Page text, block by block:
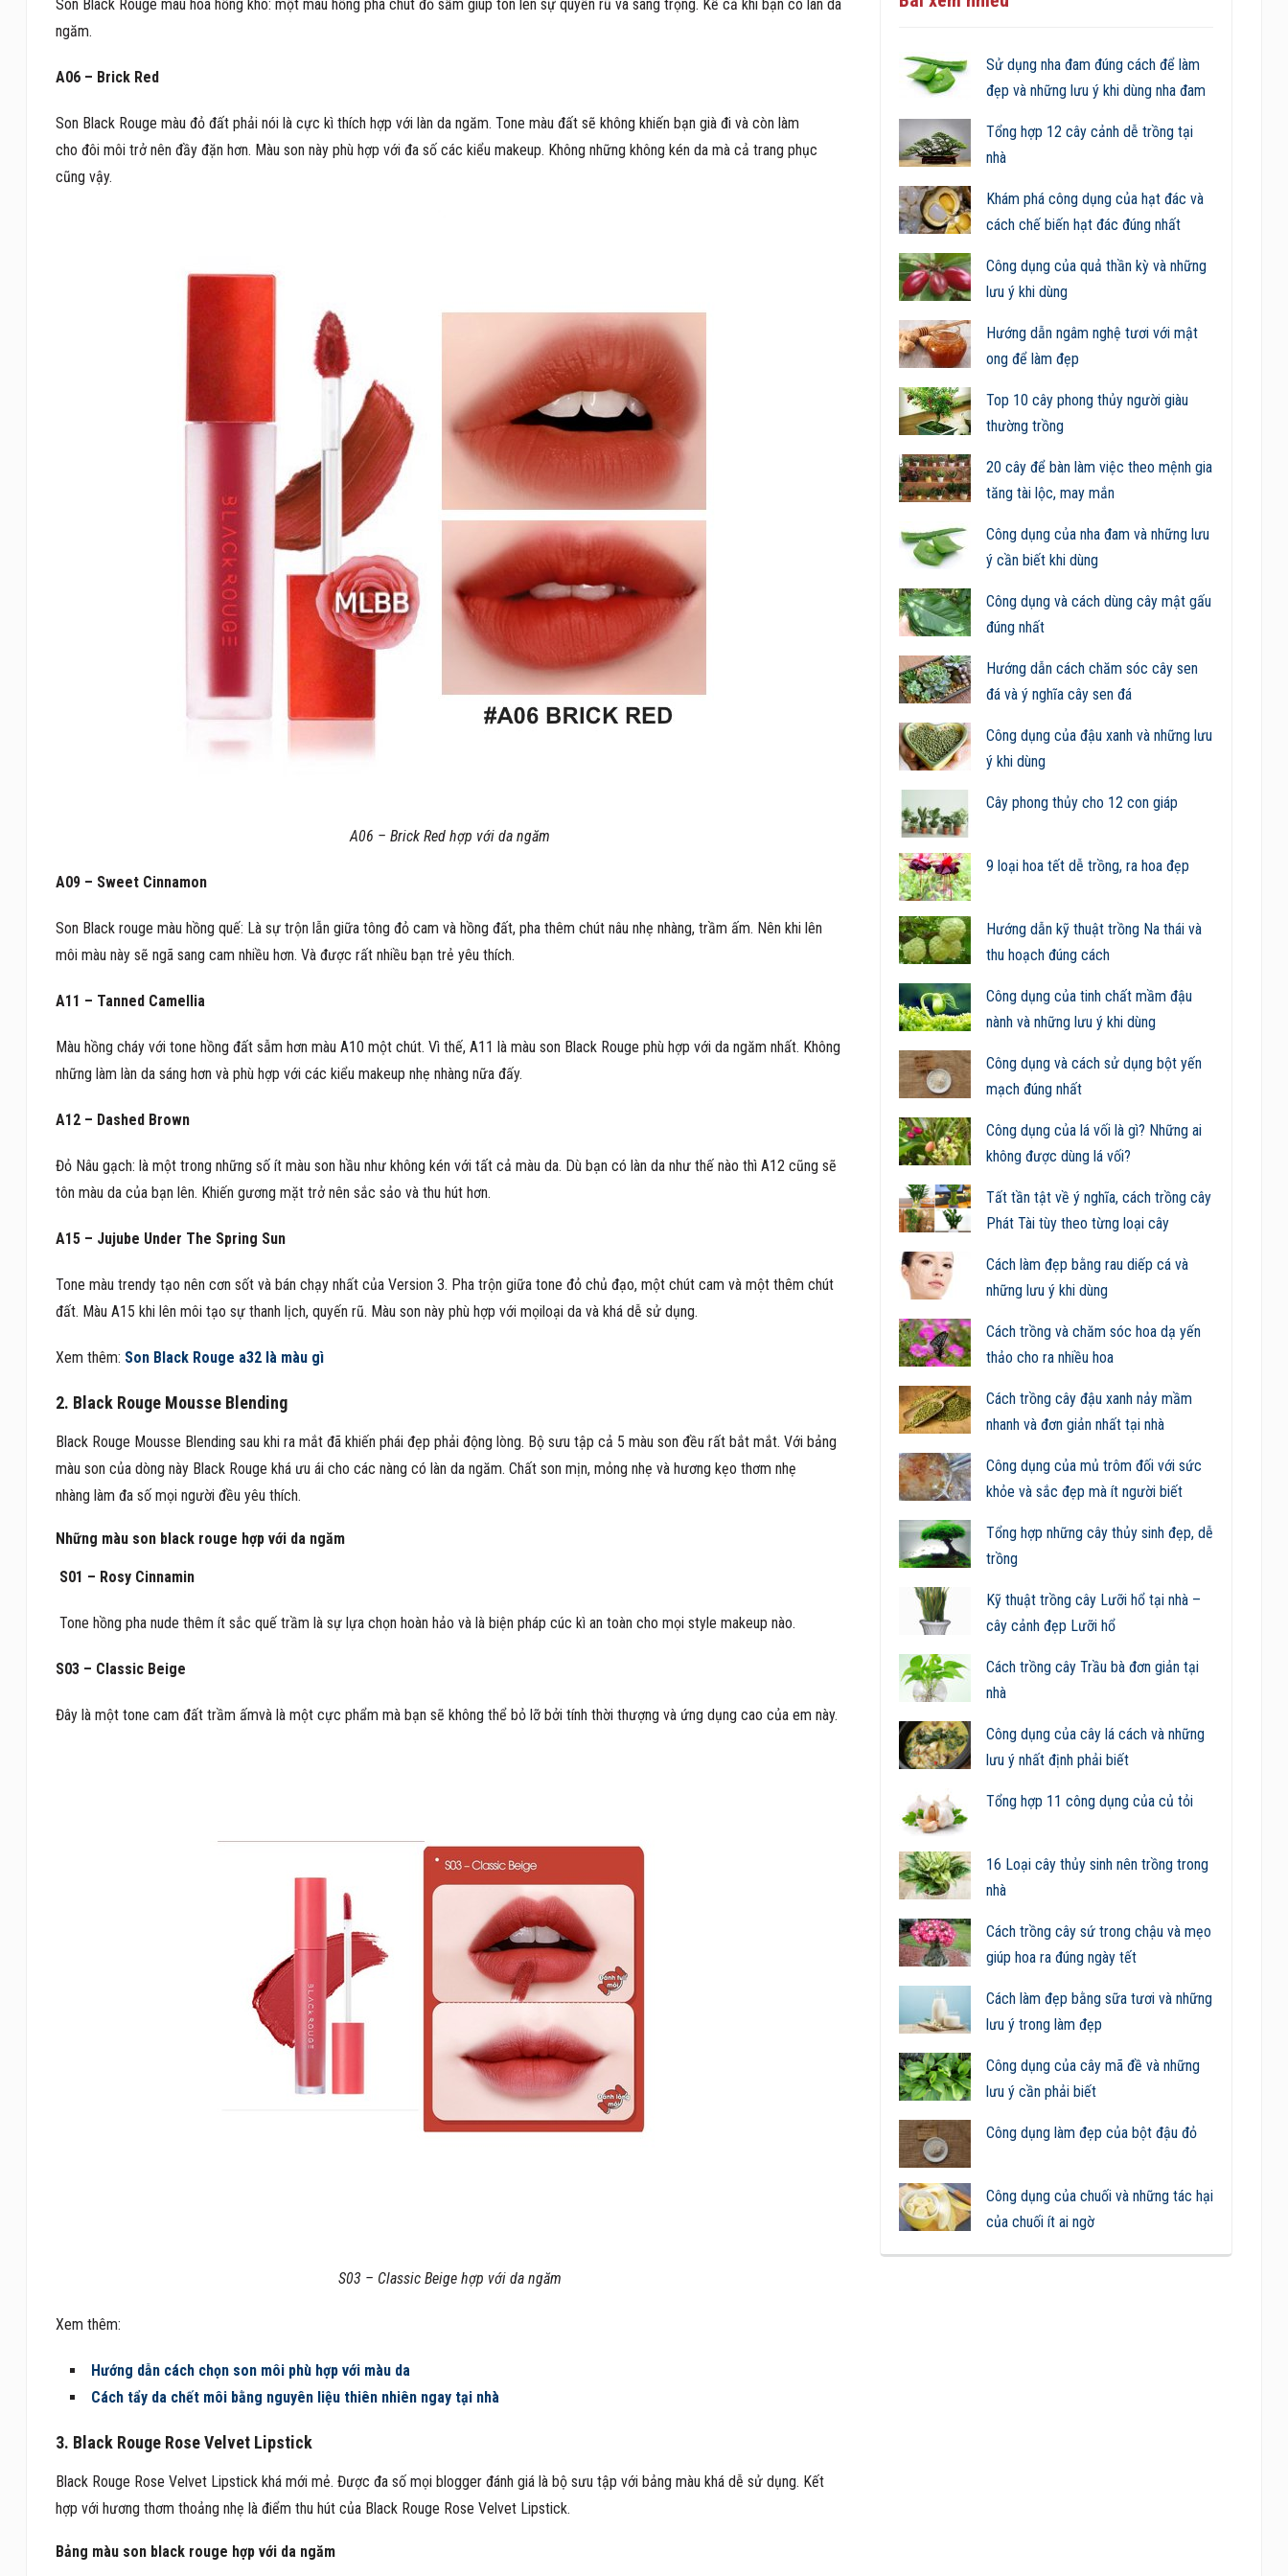
Son Black Rouge màu hoa hồng khô: một màu hồng pha chút đỏ sẫm giúp tôn lên sự quyến rũ và sang trọng. Kể cả khi bạn có làn da
ngăm.
A06 – Brick Red
Son Black Rouge màu đỏ đất phải nói là cực kì thích hợp với làn da ngăm. Tone màu đất sẽ không khiến bạn già đi và còn làm
cho đôi môi trở nên đầy đặn hơn. Màu son này phù hợp với đa số các kiểu makeup. Không những không kén da mà cả trang phục
cũng vậy.
A06 – Brick Red hợp với da ngăm
A09 – Sweet Cinnamon
Son Black rouge màu hồng quế: Là sự trộn lẫn giữa tông đỏ cam và hồng đất, pha thêm chút nâu nhẹ nhàng, trầm ấm. Nên khi lên
môi màu này sẽ ngã sang cam nhiều hơn. Và được rất nhiều bạn trẻ yêu thích.
A11 – Tanned Camellia
Màu hồng cháy với tone hồng đất sẫm hơn màu A10 một chút. Vì thế, A11 là màu son Black Rouge phù hợp với da ngăm nhất. Không
những làm làn da sáng hơn và phù hợp với các kiểu makeup nhẹ nhàng nữa đấy.
A12 – Dashed Brown
Đỏ Nâu gạch: là một trong những số ít màu son hầu như không kén với tất cả màu da. Dù bạn có làn da như thế nào thì A12 cũng sẽ
tôn màu da của bạn lên. Khiến gương mặt trở nên sắc sảo và thu hút hơn.
A15 – Jujube Under The Spring Sun
Tone màu trendy tạo nên cơn sốt và bán chạy nhất của Version 3. Pha trộn giữa tone đỏ chủ đạo, một chút cam và một thêm chút
đất. Màu A15 khi lên môi tạo sự thanh lịch, quyến rũ. Màu son này phù hợp với mọiloại da và khá dễ sử dụng.
Xem thêm: Son Black Rouge a32 là màu gì
2. Black Rouge Mousse Blending
Black Rouge Mousse Blending sau khi ra mắt đã khiến phái đẹp phải động lòng. Bộ sưu tập cả 5 màu son đều rất bắt mắt. Với bảng
màu son của dòng này Black Rouge khá ưu ái cho các nàng có làn da ngăm. Chất son mịn, mỏng nhẹ và hương kẹo thơm nhẹ
nhàng làm đa số mọi người đều yêu thích.
Những màu son black rouge hợp với da ngăm
S01 – Rosy Cinnamin
Tone hồng pha nude thêm ít sắc quế trầm là sự lựa chọn hoàn hảo và là biện pháp cúc kì an toàn cho mọi style makeup nào.
S03 – Classic Beige
Đây là một tone cam đất trầm ấmvà là một cực phẩm mà bạn sẽ không thể bỏ lỡ bởi tính thời thượng và ứng dụng cao của em này.
S03 – Classic Beige hợp với da ngăm
Xem thêm:
Hướng dẫn cách chọn son môi phù hợp với màu da
Cách tẩy da chết môi bằng nguyên liệu thiên nhiên ngay tại nhà
3. Black Rouge Rose Velvet Lipstick
Black Rouge Rose Velvet Lipstick khá mới mẻ. Được đa số mọi blogger đánh giá là bộ sưu tập với bảng màu khá dễ sử dụng. Kết
hợp với hương thơm thoảng nhẹ là điểm thu hút của Black Rouge Rose Velvet Lipstick.
Bảng màu son black rouge hợp với da ngăm
Sử dụng nha đam đúng cách để làm
đẹp và những lưu ý khi dùng nha đam
Tổng hợp 12 cây cảnh dễ trồng tại
nhà
Khám phá công dụng của hạt đác và
cách chế biến hạt đác đúng nhất
Công dụng của quả thần kỳ và những
lưu ý khi dùng
Hướng dẫn ngâm nghệ tươi với mật
ong để làm đẹp
Top 10 cây phong thủy người giàu
thường trồng
20 cây để bàn làm việc theo mệnh gia
tăng tài lộc, may mắn
Công dụng của nha đam và những lưu
ý cần biết khi dùng
Công dụng và cách dùng cây mật gấu
đúng nhất
Hướng dẫn cách chăm sóc cây sen
đá và ý nghĩa cây sen đá
Công dụng của đậu xanh và những lưu
ý khi dùng
Cây phong thủy cho 12 con giáp
9 loại hoa tết dễ trồng, ra hoa đẹp
Hướng dẫn kỹ thuật trồng Na thái và
thu hoạch đúng cách
Công dụng của tinh chất mầm đậu
nành và những lưu ý khi dùng
Công dụng và cách sử dụng bột yến
mạch đúng nhất
Công dụng của lá vối là gì? Những ai
không được dùng lá vối?
Tất tần tật về ý nghĩa, cách trồng cây
Phát Tài tùy theo từng loại cây
Cách làm đẹp bằng rau diếp cá và
những lưu ý khi dùng
Cách trồng và chăm sóc hoa dạ yến
thảo cho ra nhiều hoa
Cách trồng cây đậu xanh nảy mầm
nhanh và đơn giản nhất tại nhà
Công dụng của mủ trôm đối với sức
khỏe và sắc đẹp mà ít người biết
Tổng hợp những cây thủy sinh đẹp, dễ
trồng
Kỹ thuật trồng cây Lưỡi hổ tại nhà –
cây cảnh đẹp Lưỡi hổ
Cách trồng cây Trầu bà đơn giản tại
nhà
Công dụng của cây lá cách và những
lưu ý nhất định phải biết
Tổng hợp 11 công dụng của củ tỏi
16 Loại cây thủy sinh nên trồng trong
nhà
Cách trồng cây sứ trong chậu và mẹo
giúp hoa ra đúng ngày tết
Cách làm đẹp bằng sữa tươi và những
lưu ý trong làm đẹp
Công dụng của cây mã đề và những
lưu ý cần phải biết
Công dụng làm đẹp của bột đậu đỏ
Công dụng của chuối và những tác hại
của chuối ít ai ngờ